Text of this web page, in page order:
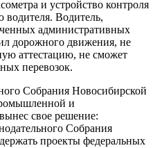
и устройство контроля
водителя. Водитель,
административных
дорожного движения, не
аттестацию, не сможет
перевозок.
Собрания Новосибирской
и
свое решение:
Собрания
проекты федеральных